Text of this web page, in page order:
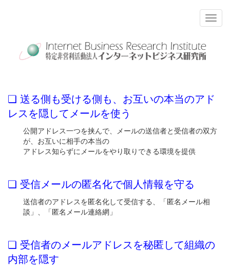
❏ 送る側も受ける側も、お互いの本当のアド
レスを隠してメールを使う
公開アドレス一つを挟んで、メールの送信者と受信者の双方
が、お互いに相手の本当の
アドレス知らずにメールをやり取りできる環境を提供
❏ 受信メールの匿名化で個人情報を守る
送信者のアドレスを匿名化して受信する、「匿名メール相
談」、「匿名メール連絡網」
❏ 受信者のメールアドレスを秘匿して組織の
内部を隠す